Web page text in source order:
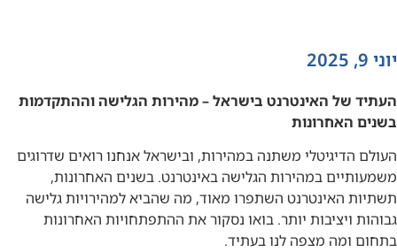
יוני 9, 2025
העתיד של האינטרנט בישראל – מהירות הגלישה וההתקדמות
בשנים האחרונות
העולם הדיגיטלי משתנה במהירות, ובישראל אנחנו רואים שדרוגים
משמעותיים במהירות הגלישה באינטרנט. בשנים האחרונות,
תשתיות האינטרנט השתפרו מאוד, מה שהביא למהירויות גלישה
גבוהות ויציבות יותר. בואו נסקור את ההתפתחויות האחרונות
בתחום ומה מצפה לנו בעתיד.